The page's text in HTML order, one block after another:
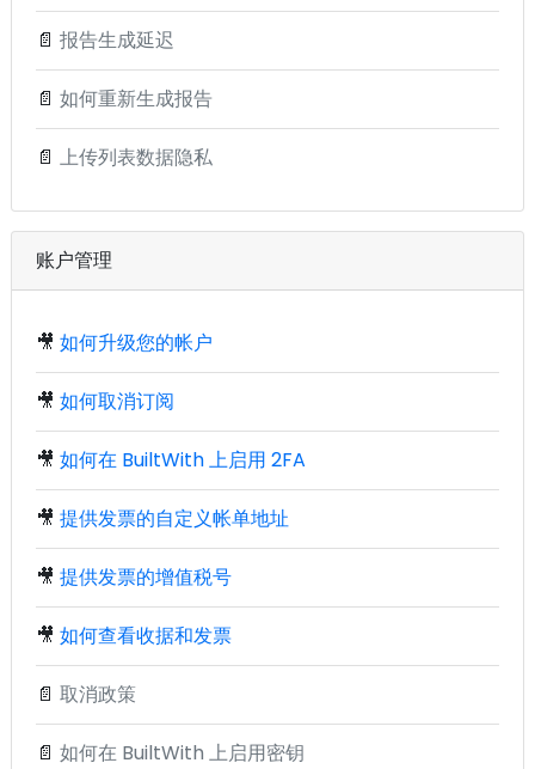
📄 报告生成延迟
📄 如何重新生成报告
📄 上传列表数据隐私
账户管理
🎥 如何升级您的帐户
🎥 如何取消订阅
🎥 如何在 BuiltWith 上启用 2FA
🎥 提供发票的自定义帐单地址
🎥 提供发票的增值税号
🎥 如何查看收据和发票
📄 取消政策
📄 如何在 BuiltWith 上启用密钥